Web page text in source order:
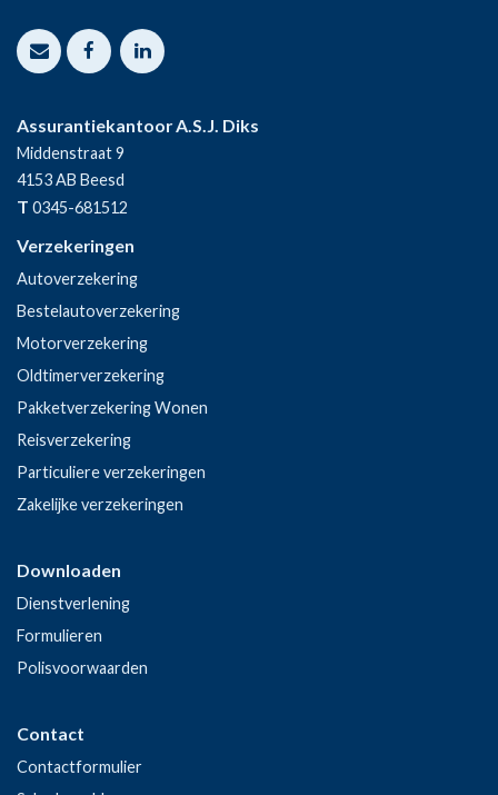
Assurantiekantoor A.S.J. Diks
Middenstraat 9
4153 AB Beesd
T 0345-681512
Verzekeringen
Autoverzekering
Bestelautoverzekering
Motorverzekering
Oldtimerverzekering
Pakketverzekering Wonen
Reisverzekering
Particuliere verzekeringen
Zakelijke verzekeringen
Downloaden
Dienstverlening
Formulieren
Polisvoorwaarden
Contact
Contactformulier